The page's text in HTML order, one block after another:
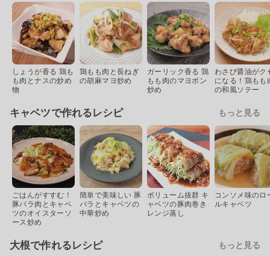
しょうが香る 鶏も
も肉とナスの炒め
物
鶏もも肉と長ねぎ
の胡麻マヨ炒め
ガーリック香る 鶏
もも肉のマヨポン
炒め
わさび醤油がク
になる！鶏もも
の和風ソテー
キャベツで作れるレシピ もっと見る
ごはんがすすむ！
豚バラ肉とキャベ
ツのオイスターソ
ース炒め
簡単で美味しい 豚
バラとキャベツの
中華炒め
ボリューム抜群 キ
ャベツの豚肉巻き
レンジ蒸し
コンソメ味のロ
ルキャベツ
大根で作れるレシピ もっと見る